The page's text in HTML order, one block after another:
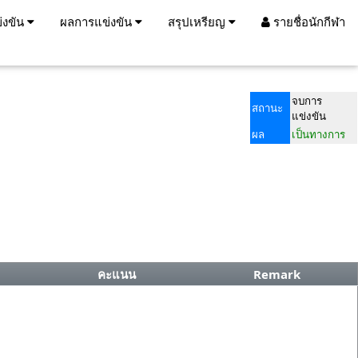
งขัน ผลการแข่งขัน สรุปเหรียญ รายชื่อนักกีฬา
สถานะ
จบการ
แข่งขัน
ผล
เป็นทางการ
คะแนน Remark